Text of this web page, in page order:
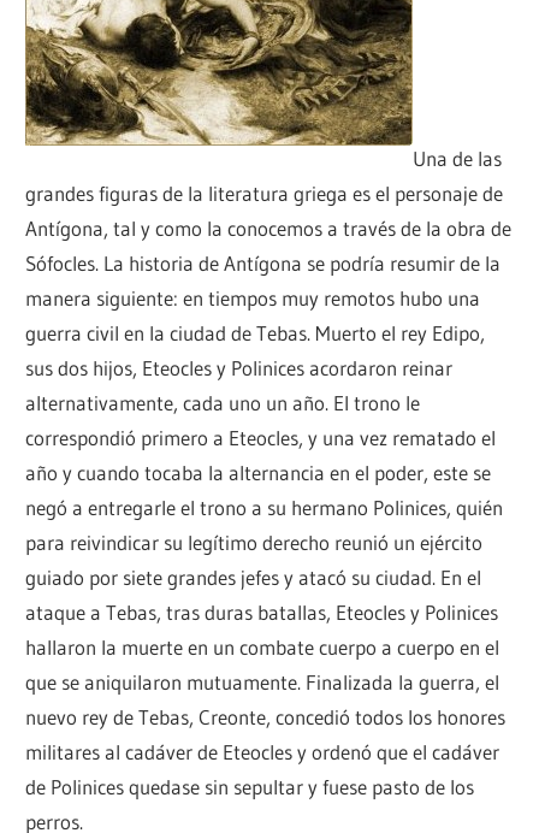
Una de las
grandes figuras de la literatura griega es el personaje de
Antígona, tal y como la conocemos a través de la obra de
Sófocles. La historia de Antígona se podría resumir de la
manera siguiente: en tiempos muy remotos hubo una
guerra civil en la ciudad de Tebas. Muerto el rey Edipo,
sus dos hijos, Eteocles y Polinices acordaron reinar
alternativamente, cada uno un año. El trono le
correspondió primero a Eteocles, y una vez rematado el
año y cuando tocaba la alternancia en el poder, este se
negó a entregarle el trono a su hermano Polinices, quién
para reivindicar su legítimo derecho reunió un ejército
guiado por siete grandes jefes y atacó su ciudad. En el
ataque a Tebas, tras duras batallas, Eteocles y Polinices
hallaron la muerte en un combate cuerpo a cuerpo en el
que se aniquilaron mutuamente. Finalizada la guerra, el
nuevo rey de Tebas, Creonte, concedió todos los honores
militares al cadáver de Eteocles y ordenó que el cadáver
de Polinices quedase sin sepultar y fuese pasto de los
perros.